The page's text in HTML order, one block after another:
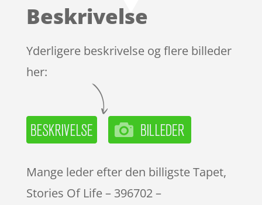
Beskrivelse
Yderligere beskrivelse og flere billeder
her:
Mange leder efter den billigste Tapet,
Stories Of Life – 396702 –